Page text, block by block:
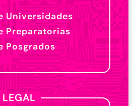
Universidades
Preparatorias
Posgrados
LEGAL